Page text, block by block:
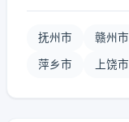
抚州市 赣州市
萍乡市 上饶市